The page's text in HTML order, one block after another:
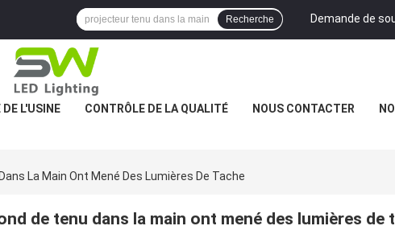
Demande de
Recherche
L'USINE CONTRÔLE DE LA QUALITÉ NOUS CONTACTER
La Main Ont Mené Des Lumières De Tache
de tenu dans la main ont mené des lumières de